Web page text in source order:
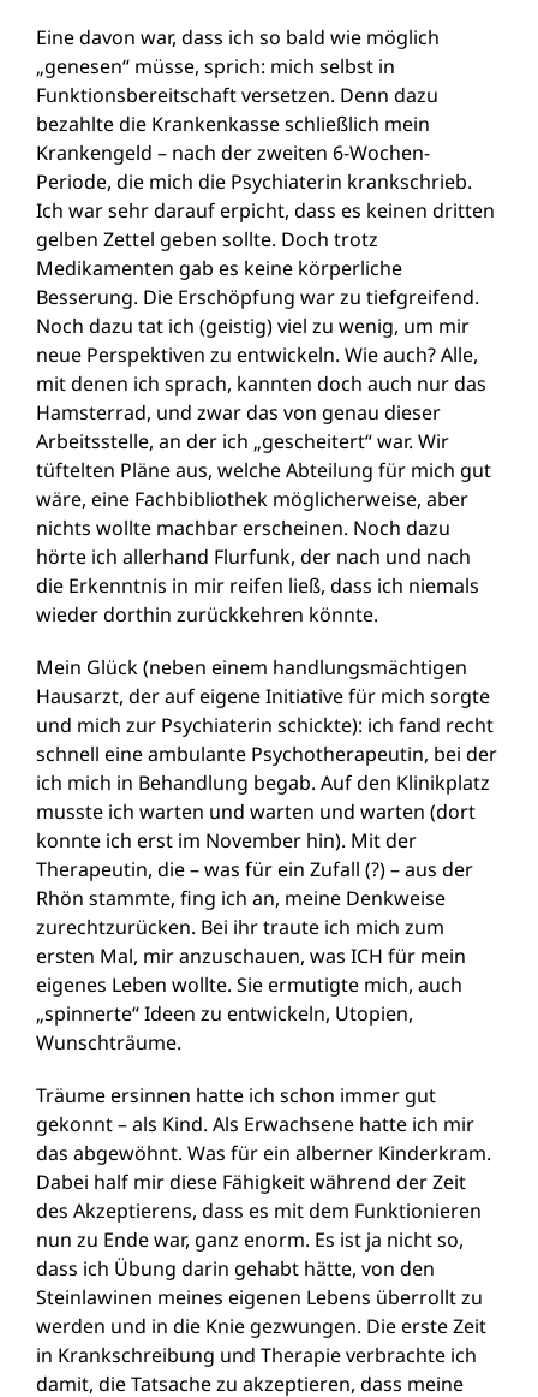
Eine davon war, dass ich so bald wie möglich
„genesen“ müsse, sprich: mich selbst in
Funktionsbereitschaft versetzen. Denn dazu
bezahlte die Krankenkasse schließlich mein
Krankengeld – nach der zweiten 6-Wochen-
Periode, die mich die Psychiaterin krankschrieb.
Ich war sehr darauf erpicht, dass es keinen dritten
gelben Zettel geben sollte. Doch trotz
Medikamenten gab es keine körperliche
Besserung. Die Erschöpfung war zu tiefgreifend.
Noch dazu tat ich (geistig) viel zu wenig, um mir
neue Perspektiven zu entwickeln. Wie auch? Alle,
mit denen ich sprach, kannten doch auch nur das
Hamsterrad, und zwar das von genau dieser
Arbeitsstelle, an der ich „gescheitert“ war. Wir
tüftelten Pläne aus, welche Abteilung für mich gut
wäre, eine Fachbibliothek möglicherweise, aber
nichts wollte machbar erscheinen. Noch dazu
hörte ich allerhand Flurfunk, der nach und nach
die Erkenntnis in mir reifen ließ, dass ich niemals
wieder dorthin zurückkehren könnte.
Mein Glück (neben einem handlungsmächtigen
Hausarzt, der auf eigene Initiative für mich sorgte
und mich zur Psychiaterin schickte): ich fand recht
schnell eine ambulante Psychotherapeutin, bei der
ich mich in Behandlung begab. Auf den Klinikplatz
musste ich warten und warten und warten (dort
konnte ich erst im November hin). Mit der
Therapeutin, die – was für ein Zufall (?) – aus der
Rhön stammte, fing ich an, meine Denkweise
zurechtzurücken. Bei ihr traute ich mich zum
ersten Mal, mir anzuschauen, was ICH für mein
eigenes Leben wollte. Sie ermutigte mich, auch
„spinnerte“ Ideen zu entwickeln, Utopien,
Wunschträume.
Träume ersinnen hatte ich schon immer gut
gekonnt – als Kind. Als Erwachsene hatte ich mir
das abgewöhnt. Was für ein alberner Kinderkram.
Dabei half mir diese Fähigkeit während der Zeit
des Akzeptierens, dass es mit dem Funktionieren
nun zu Ende war, ganz enorm. Es ist ja nicht so,
dass ich Übung darin gehabt hätte, von den
Steinlawinen meines eigenen Lebens überrollt zu
werden und in die Knie gezwungen. Die erste Zeit
in Krankschreibung und Therapie verbrachte ich
damit, die Tatsache zu akzeptieren, dass meine